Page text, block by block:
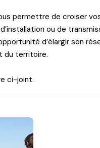
permettre de croiser
ou de
d’élargir son
du territoire.
ci-joint.